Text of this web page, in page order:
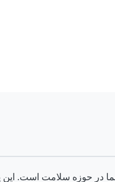
شما در حوزه سلامت است.